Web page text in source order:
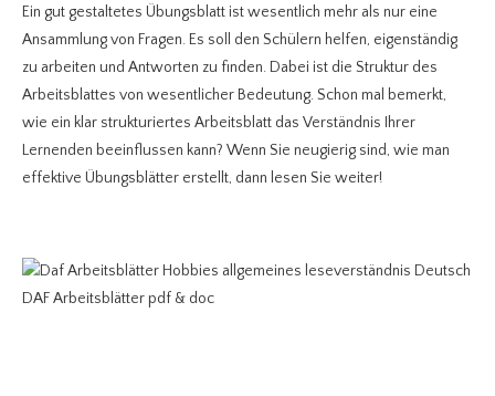
Ein gut gestaltetes Übungsblatt ist wesentlich mehr als nur eine
Ansammlung von Fragen. Es soll den Schülern helfen, eigenständig
zu arbeiten und Antworten zu finden. Dabei ist die Struktur des
Arbeitsblattes von wesentlicher Bedeutung. Schon mal bemerkt,
wie ein klar strukturiertes Arbeitsblatt das Verständnis Ihrer
Lernenden beeinflussen kann? Wenn Sie neugierig sind, wie man
effektive Übungsblätter erstellt, dann lesen Sie weiter!